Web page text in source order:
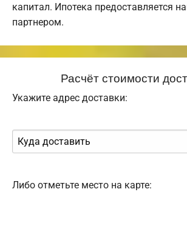
капитал. Ипотека предоставляется
партнером.
Расчёт стоимости
Укажите адрес доставки:
Либо отметьте место на карте: